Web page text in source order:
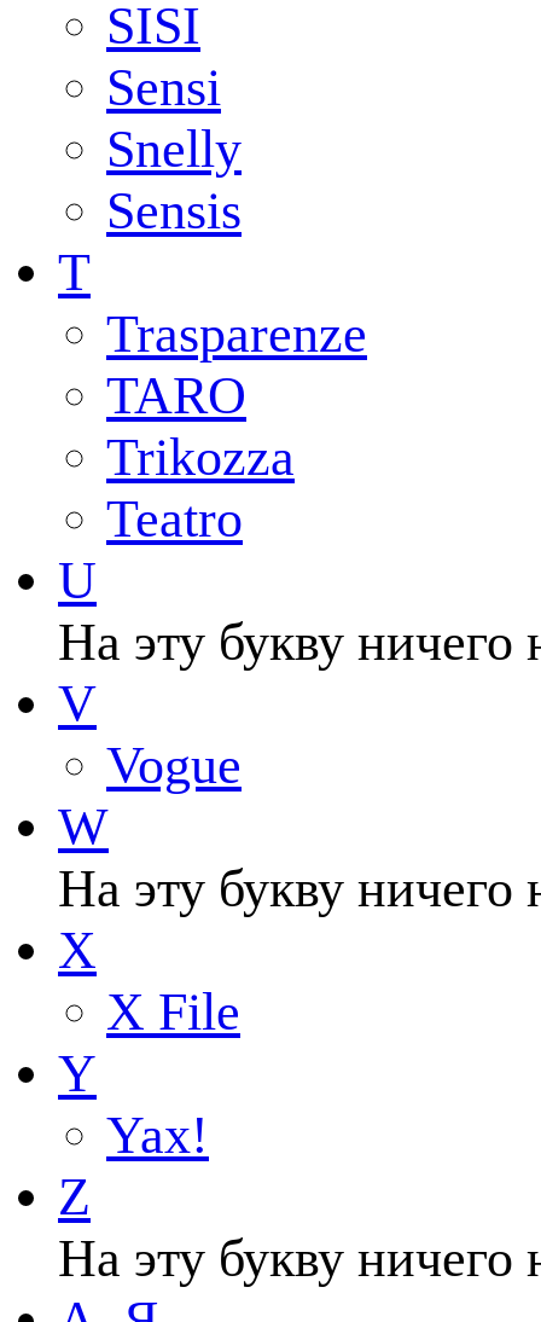
SISI
Sensi
Snelly
Sensis
T
Trasparenze
TARO
Trikozza
Teatro
U
На эту букву ничего
V
Vogue
W
На эту букву ничего
X
X File
Y
Yax!
Z
На эту букву ничего